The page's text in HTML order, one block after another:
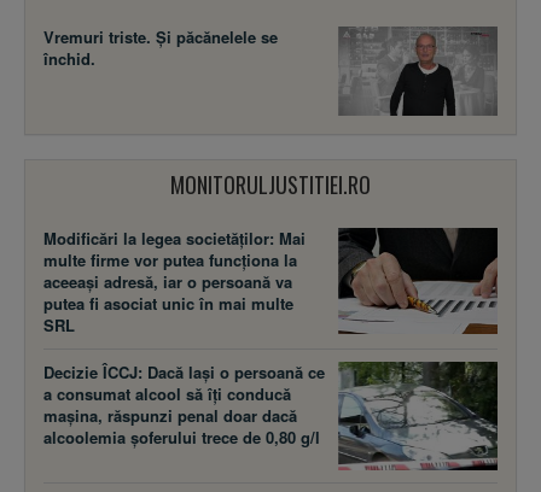
Vremuri triste. Şi păcănelele se
închid.
MONITORULJUSTITIEI.RO
Modificări la legea societăţilor: Mai
multe firme vor putea funcţiona la
aceeaşi adresă, iar o persoană va
putea fi asociat unic în mai multe
SRL
Decizie ÎCCJ: Dacă laşi o persoană ce
a consumat alcool să îţi conducă
maşina, răspunzi penal doar dacă
alcoolemia şoferului trece de 0,80 g/l